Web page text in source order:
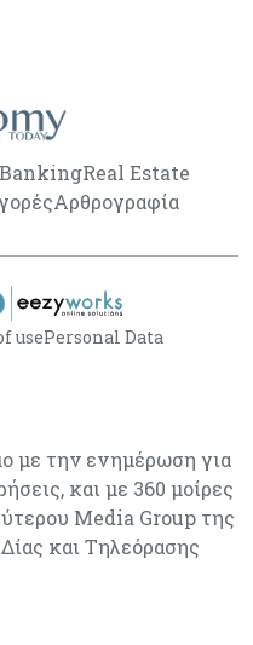
Real Estate
Αρθρογραφία
με την ενημέρωση για
και με 360 μοίρες
Media Group της
και Τηλεόρασης
usePersonal Data